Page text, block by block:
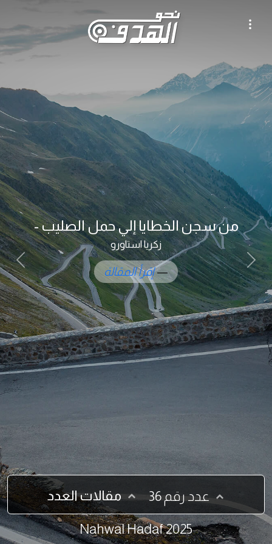
من سجن الخطايا إلي حمل الصليب -
زكريا استاورو
إقرأ المقالة Next
عدد رقم 36 مقالات العدد
2025 Nahwal Hadaf